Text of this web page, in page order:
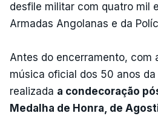
desfile militar com quatro mil
Armadas Angolanas e da
Antes do encerramento, com
música oficial dos 50 anos
realizada a condecoração
Medalha de Honra, de